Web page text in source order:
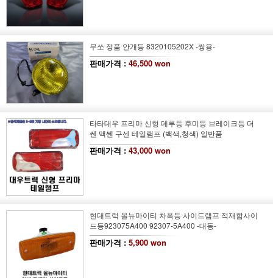
무쏘 정품 안개등 8320105202X -쌍용-
판매가격 : 46,500 won
타타대우 프리마 신형 데루등 후미등 브레이크등 더
쎈 맥쎈 구센 테일램프 (백색,청색) 일반품
판매가격 : 43,000 won
현대트럭 올뉴마이티 차폭등 사이드램프 적재함사이
드등923075A400 92307-5A400 -대동-
판매가격 : 5,900 won